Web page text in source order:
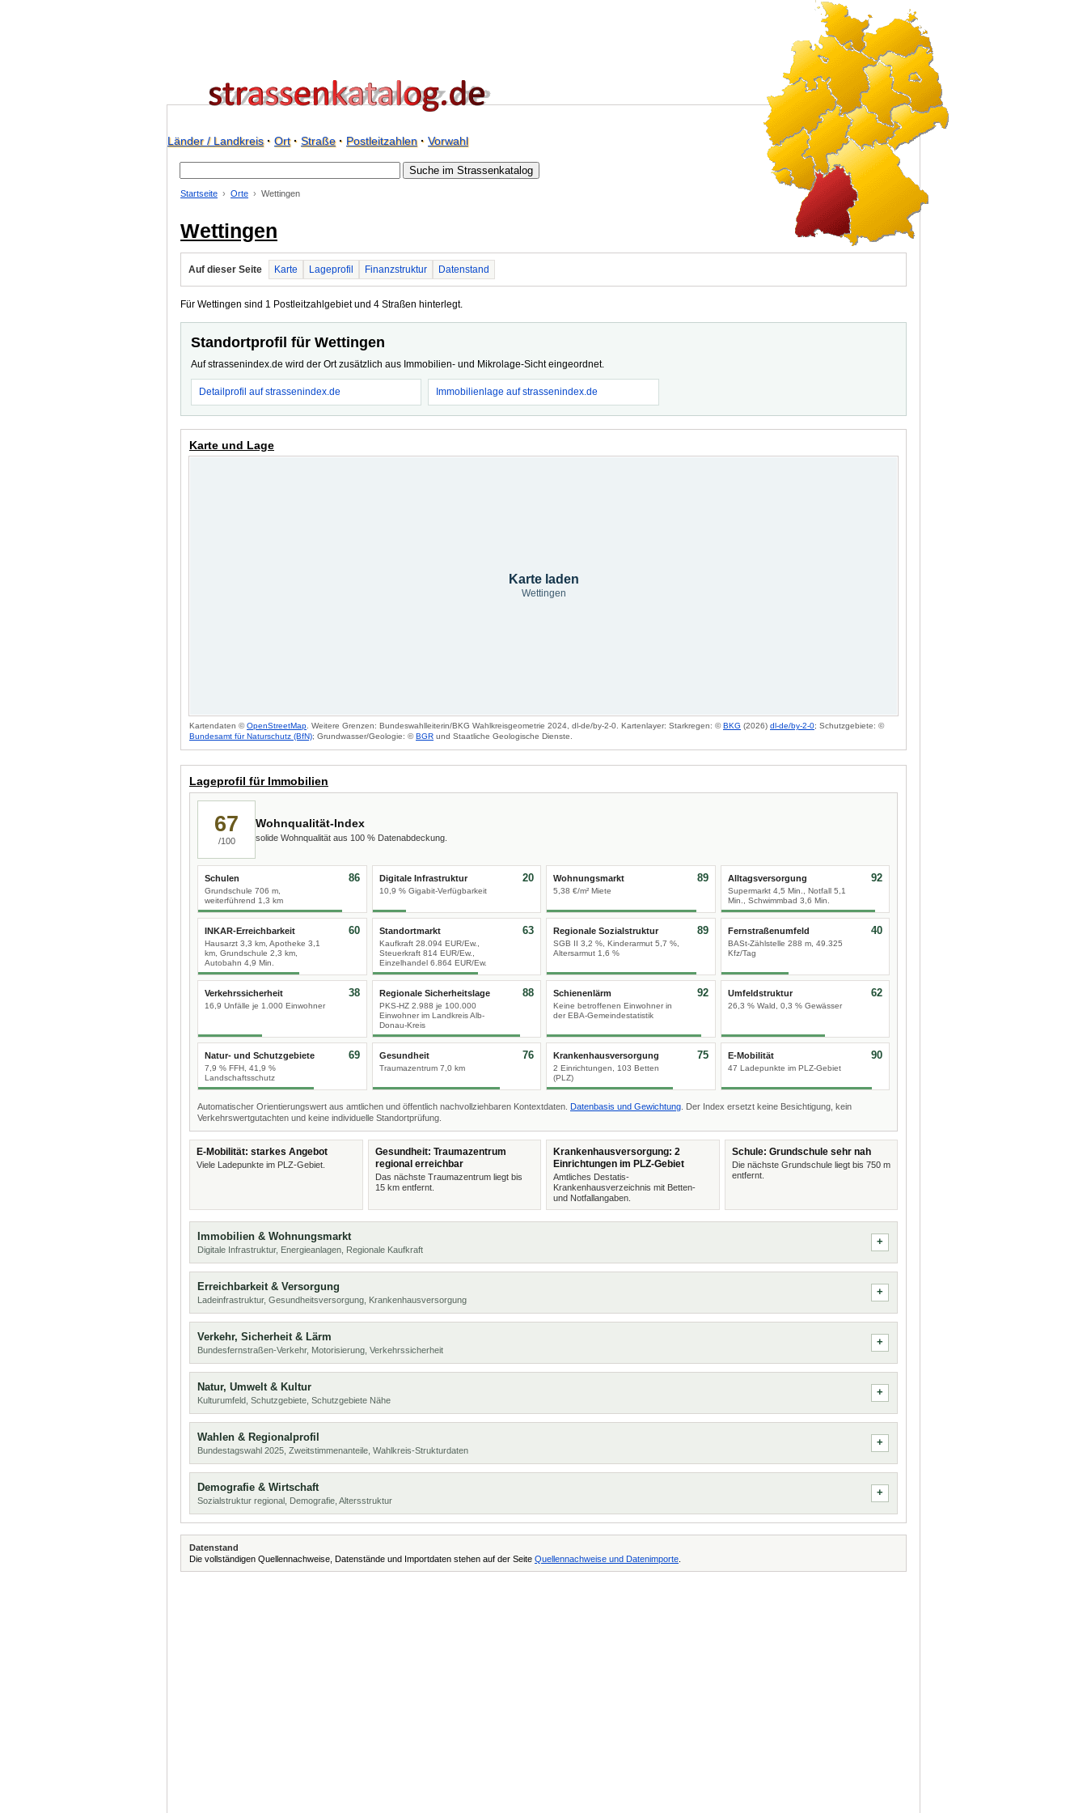
Länder / Landkreis· Ort· Straße· Postleitzahlen· Vorwahl
Startseite Orte Wettingen
Wettingen
Auf dieser Seite Karte Lageprofil Finanzstruktur Datenstand
Für Wettingen sind 1 Postleitzahlgebiet und 4 Straßen hinterlegt.
Standortprofil für Wettingen
Auf strassenindex.de wird der Ort zusätzlich aus Immobilien- und Mikrolage-Sicht eingeordnet.
Detailprofil auf strassenindex.de Immobilienlage auf strassenindex.de
Karte und Lage
Karte laden
Wettingen
Kartendaten ©OpenStreetMap . Weitere Grenzen: Bundeswahlleiterin/BKG Wahlkreisgeometrie 2024, dl-de/by-2-0. Kartenlayer: Starkregen: ©BKG (2026) dl-de/by-2-0; Schutzgebiete: ©
Bundesamt für Naturschutz (BfN); Grundwasser/Geologie: ©BGR und Staatliche Geologische Dienste.
Lageprofil für Immobilien
67
/100
Wohnqualität-Index
solide Wohnqualität aus 100 % Datenabdeckung.
Schulen
Grundschule 706 m,
weiterführend 1,3 km
86 Digitale Infrastruktur
10,9 % Gigabit-Verfügbarkeit
20 Wohnungsmarkt
5,38 €/m² Miete
89 Alltagsversorgung
Supermarkt 4,5 Min., Notfall 5,1
Min., Schwimmbad 3,6 Min.
92
INKAR-Erreichbarkeit
Hausarzt 3,3 km, Apotheke 3,1
km, Grundschule 2,3 km,
Autobahn 4,9 Min.
60 Standortmarkt
Kaufkraft 28.094 EUR/Ew.,
Steuerkraft 814 EUR/Ew.,
Einzelhandel 6.864 EUR/Ew.
63 Regionale Sozialstruktur
SGB II 3,2 %, Kinderarmut 5,7 %,
Altersarmut 1,6 %
89 Fernstraßenumfeld
BASt-Zählstelle 288 m, 49.325
Kfz/Tag
40
Verkehrssicherheit
16,9 Unfälle je 1.000 Einwohner
38 Regionale Sicherheitslage
PKS-HZ 2.988 je 100.000
Einwohner im Landkreis Alb-
Donau-Kreis
88 Schienenlärm
Keine betroffenen Einwohner in
der EBA-Gemeindestatistik
92 Umfeldstruktur
26,3 % Wald, 0,3 % Gewässer
62
Natur- und Schutzgebiete
7,9 % FFH, 41,9 %
Landschaftsschutz
69 Gesundheit
Traumazentrum 7,0 km
76 Krankenhausversorgung
2 Einrichtungen, 103 Betten
(PLZ)
75 E-Mobilität
47 Ladepunkte im PLZ-Gebiet
90
Automatischer Orientierungswert aus amtlichen und öffentlich nachvollziehbaren Kontextdaten. Datenbasis und Gewichtung . Der Index ersetzt keine Besichtigung, kein
Verkehrswertgutachten und keine individuelle Standortprüfung.
E-Mobilität: starkes Angebot
Viele Ladepunkte im PLZ-Gebiet.
Gesundheit: Traumazentrum
regional erreichbar
Das nächste Traumazentrum liegt bis
15 km entfernt.
Krankenhausversorgung: 2
Einrichtungen im PLZ-Gebiet
Amtliches Destatis-
Krankenhausverzeichnis mit Betten-
und Notfallangaben.
Schule: Grundschule sehr nah
Die nächste Grundschule liegt bis 750 m
entfernt.
Immobilien & Wohnungsmarkt
Digitale Infrastruktur, Energieanlagen, Regionale Kaufkraft
Erreichbarkeit & Versorgung
Ladeinfrastruktur, Gesundheitsversorgung, Krankenhausversorgung
Verkehr, Sicherheit & Lärm
Bundesfernstraßen-Verkehr, Motorisierung, Verkehrssicherheit
Natur, Umwelt & Kultur
Kulturumfeld, Schutzgebiete, Schutzgebiete Nähe
Wahlen & Regionalprofil
Bundestagswahl 2025, Zweitstimmenanteile, Wahlkreis-Strukturdaten
Demografie & Wirtschaft
Sozialstruktur regional, Demografie, Altersstruktur
Datenstand
Die vollständigen Quellennachweise, Datenstände und Importdaten stehen auf der Seite Quellennachweise und Datenimporte